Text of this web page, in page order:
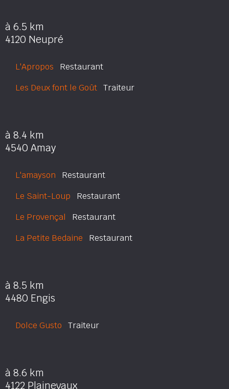
à 6.5 km
4120 Neupré
L'Apropos Restaurant
Les Deux font le Goût Traiteur
à 8.4 km
4540 Amay
L'amayson Restaurant
Le Saint-Loup Restaurant
Le Provençal Restaurant
La Petite Bedaine Restaurant
à 8.5 km
4480 Engis
Dolce Gusto Traiteur
à 8.6 km
4122 Plainevaux